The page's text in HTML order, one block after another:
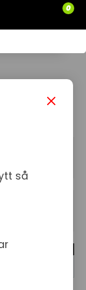
0
SLÄPVAGNAR
så